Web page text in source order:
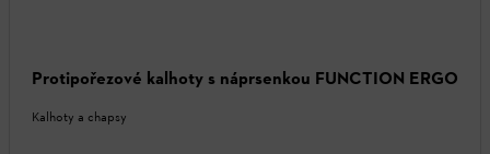
Protipořezové kalhoty s náprsenkou FUNCTION ERGO
Kalhoty a chapsy